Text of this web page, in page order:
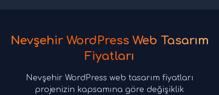
Nevşehir WordPress Web Tasarım
Fiyatları
Nevşehir WordPress web tasarım fiyatları
projenizin kapsamına göre değişiklik